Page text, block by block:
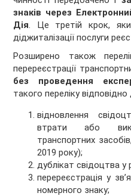
знаків через
Дія. Це третій крок,
діджиталізації послуги
Розширено також
перереєстрації
без проведення
такого переліку
відновлення
втрати або
транспортних
2019 року);
дублікат свідоцтва
перереєстрація у
номерного знаку;